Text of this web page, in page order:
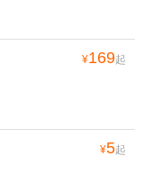
¥169起
¥5起